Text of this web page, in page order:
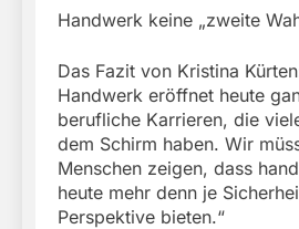
Handwerk keine „zweite
Das Fazit von Kristina
Handwerk eröffnet heute
berufliche Karrieren, die
dem Schirm haben. Wir
Menschen zeigen, dass
heute mehr denn je
Perspektive bieten.“